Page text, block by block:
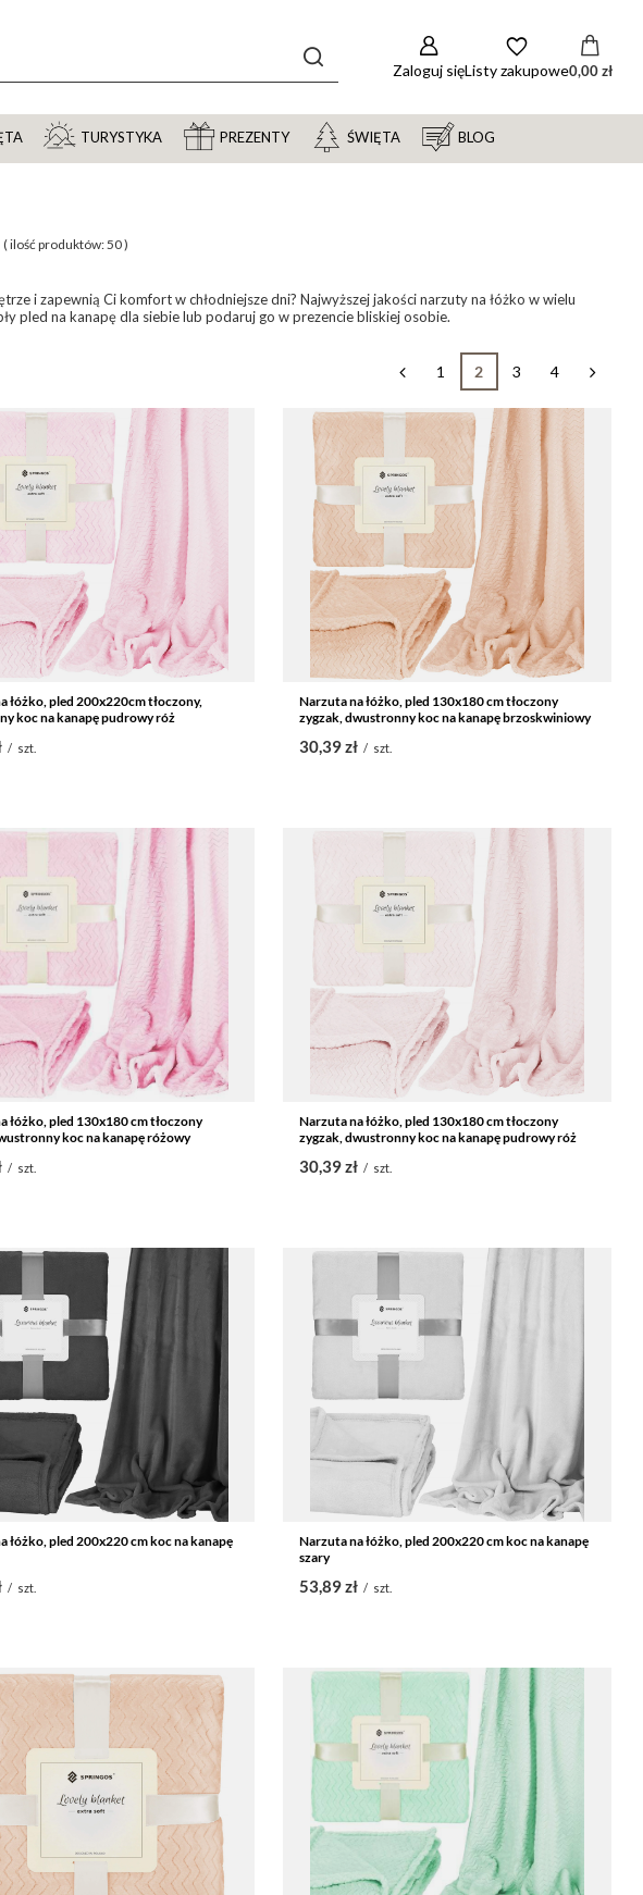
Zaloguj sięListy zakupowe0,00 zł
TURYSTYKA PREZENTY ŚWIĘTA BLOG
( ilość produktów:50)
i zapewnią Ci komfort w chłodniejsze dni? Najwyższej jakości narzuty na łóżko w wielu
pled na kanapę dla siebie lub podaruj go w prezencie bliskiej osobie.
1 2 3 4
łóżko, pled 200x220cm tłoczony,
koc na kanapę pudrowy róż
/ szt.
Narzuta na łóżko, pled 130x180 cm tłoczony
zygzak, dwustronny koc na kanapę brzoskwiniowy
30,39 zł / szt.
łóżko, pled 130x180 cm tłoczony
koc na kanapę różowy
/ szt.
Narzuta na łóżko, pled 130x180 cm tłoczony
zygzak, dwustronny koc na kanapę pudrowy róż
30,39 zł / szt.
łóżko, pled 200x220 cm koc na kanapę
/ szt.
Narzuta na łóżko, pled 200x220 cm koc na kanapę
szary
53,89 zł / szt.